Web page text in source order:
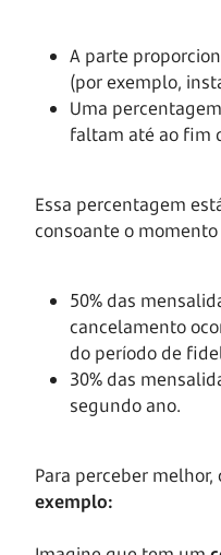
A parte
(por exemplo,
Uma
faltam até ao fim
Essa percentagem
consoante o
50% das
cancelamento
do período de
30% das
segundo ano.
Para perceber
exemplo: